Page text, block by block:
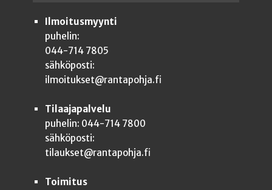
Ilmoitusmyynti
puhelin:
044-714 7805
sähköposti:
ilmoitukset@rantapohja.fi
Tilaajapalvelu
puhelin: 044-714 7800
sähköposti:
tilaukset@rantapohja.fi
Toimitus